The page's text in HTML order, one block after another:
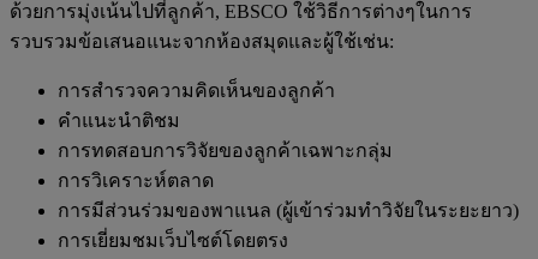
ด้วยการมุ่งเน้นไปที่ลูกค้า, EBSCO ใช้วิธีการต่างๆในการ
รวบรวมข้อเสนอแนะจากห้องสมุดและผู้ใช้เช่น:
การสำรวจความคิดเห็นของลูกค้า
คำแนะนำติชม
การทดสอบการวิจัยของลูกค้าเฉพาะกลุ่ม
การวิเคราะห์ตลาด
การมีส่วนร่วมของพาแนล (ผู้เข้าร่วมทำวิจัยในระยะยาว)
การเยี่ยมชมเว็บไซต์โดยตรง